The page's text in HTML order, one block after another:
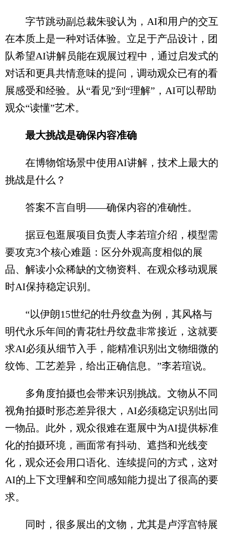
字节跳动副总裁朱骏认为，AI和用户的交互
在本质上是一种对话体验。立足于产品设计，团
队希望AI讲解员能在观展过程中，通过启发式的
对话和更具共情意味的提问，调动观众已有的看
展感受和经验。从“看见”到“理解”，AI可以帮助
观众“读懂”艺术。
最大挑战是确保内容准确
在博物馆场景中使用AI讲解，技术上最大的
挑战是什么？
答案不言自明——确保内容的准确性。
据豆包逛展项目负责人李若瑄介绍，模型需
要攻克3个核心难题：区分外观高度相似的展
品、解读小众稀缺的文物资料、在观众移动观展
时AI保持稳定识别。
“以伊朗15世纪的牡丹纹盘为例，其风格与
明代永乐年间的青花牡丹纹盘非常接近，这就要
求AI必须从细节入手，能精准识别出文物细微的
纹饰、工艺差异，给出正确信息。”李若瑄说。
多角度拍摄也会带来识别挑战。文物从不同
视角拍摄时形态差异很大，AI必须稳定识别出同
一物品。此外，观众很难在逛展中为AI提供标准
化的拍摄环境，画面常有抖动、遮挡和光线变
化，观众还会用口语化、连续提问的方式，这对
AI的上下文理解和空间感知能力提出了很高的要
求。
同时，很多展出的文物，尤其是卢浮宫特展